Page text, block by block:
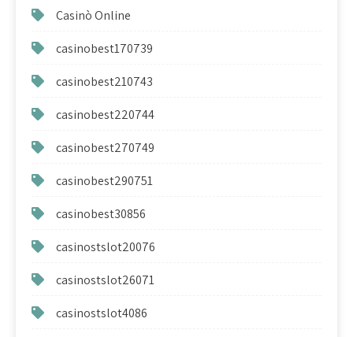
Casinò Online
casinobest170739
casinobest210743
casinobest220744
casinobest270749
casinobest290751
casinobest30856
casinostslot20076
casinostslot26071
casinostslot4086